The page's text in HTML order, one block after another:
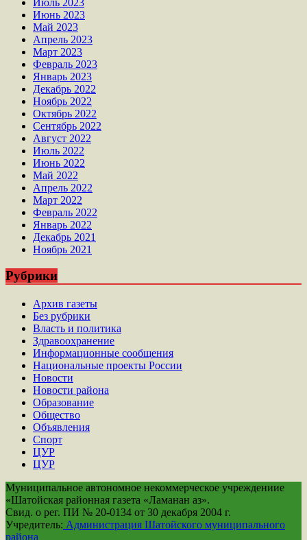
Июнь 2023
Май 2023
Апрель 2023
Март 2023
Февраль 2023
Январь 2023
Декабрь 2022
Ноябрь 2022
Октябрь 2022
Сентябрь 2022
Август 2022
Июль 2022
Июнь 2022
Май 2022
Апрель 2022
Март 2022
Февраль 2022
Январь 2022
Декабрь 2021
Ноябрь 2021
Рубрики
Архив газеты
Без рубрики
Власть и политика
Здравоохранение
Информационные сообщения
Национальные проекты России
Новости
Новости района
Образование
Общество
Объявления
Спорт
ЦУР
ЦУР
Муниципальное автономное некоммерческое учреждениие
«Шатойская районная газета «Ламанан аз».
Свид. о рег. ПИ № 20-0134 от 30 декабря 2004 г.
Учредитель: Администрация Шатойского муниципального
района